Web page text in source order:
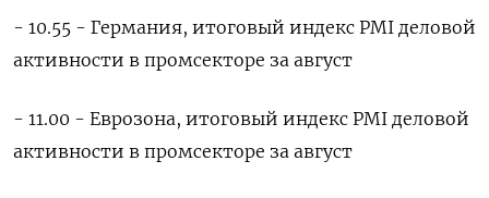
- 10.55 - Германия, итоговый индекс PMI деловой
активности в промсекторе за август
- 11.00 - Еврозона, итоговый индекс PMI деловой
активности в промсекторе за август